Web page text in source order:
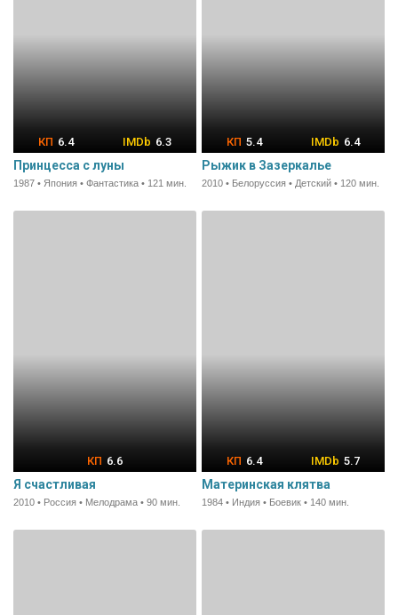
6.4 6.3
Принцесса с луны
1987 • Япония • Фантастика • 121 мин.
5.4 6.4
Рыжик в Зазеркалье
2010 • Белоруссия • Детский • 120 мин.
6.6
Я счастливая
2010 • Россия • Мелодрама • 90 мин.
6.4 5.7
Материнская клятва
1984 • Индия • Боевик • 140 мин.